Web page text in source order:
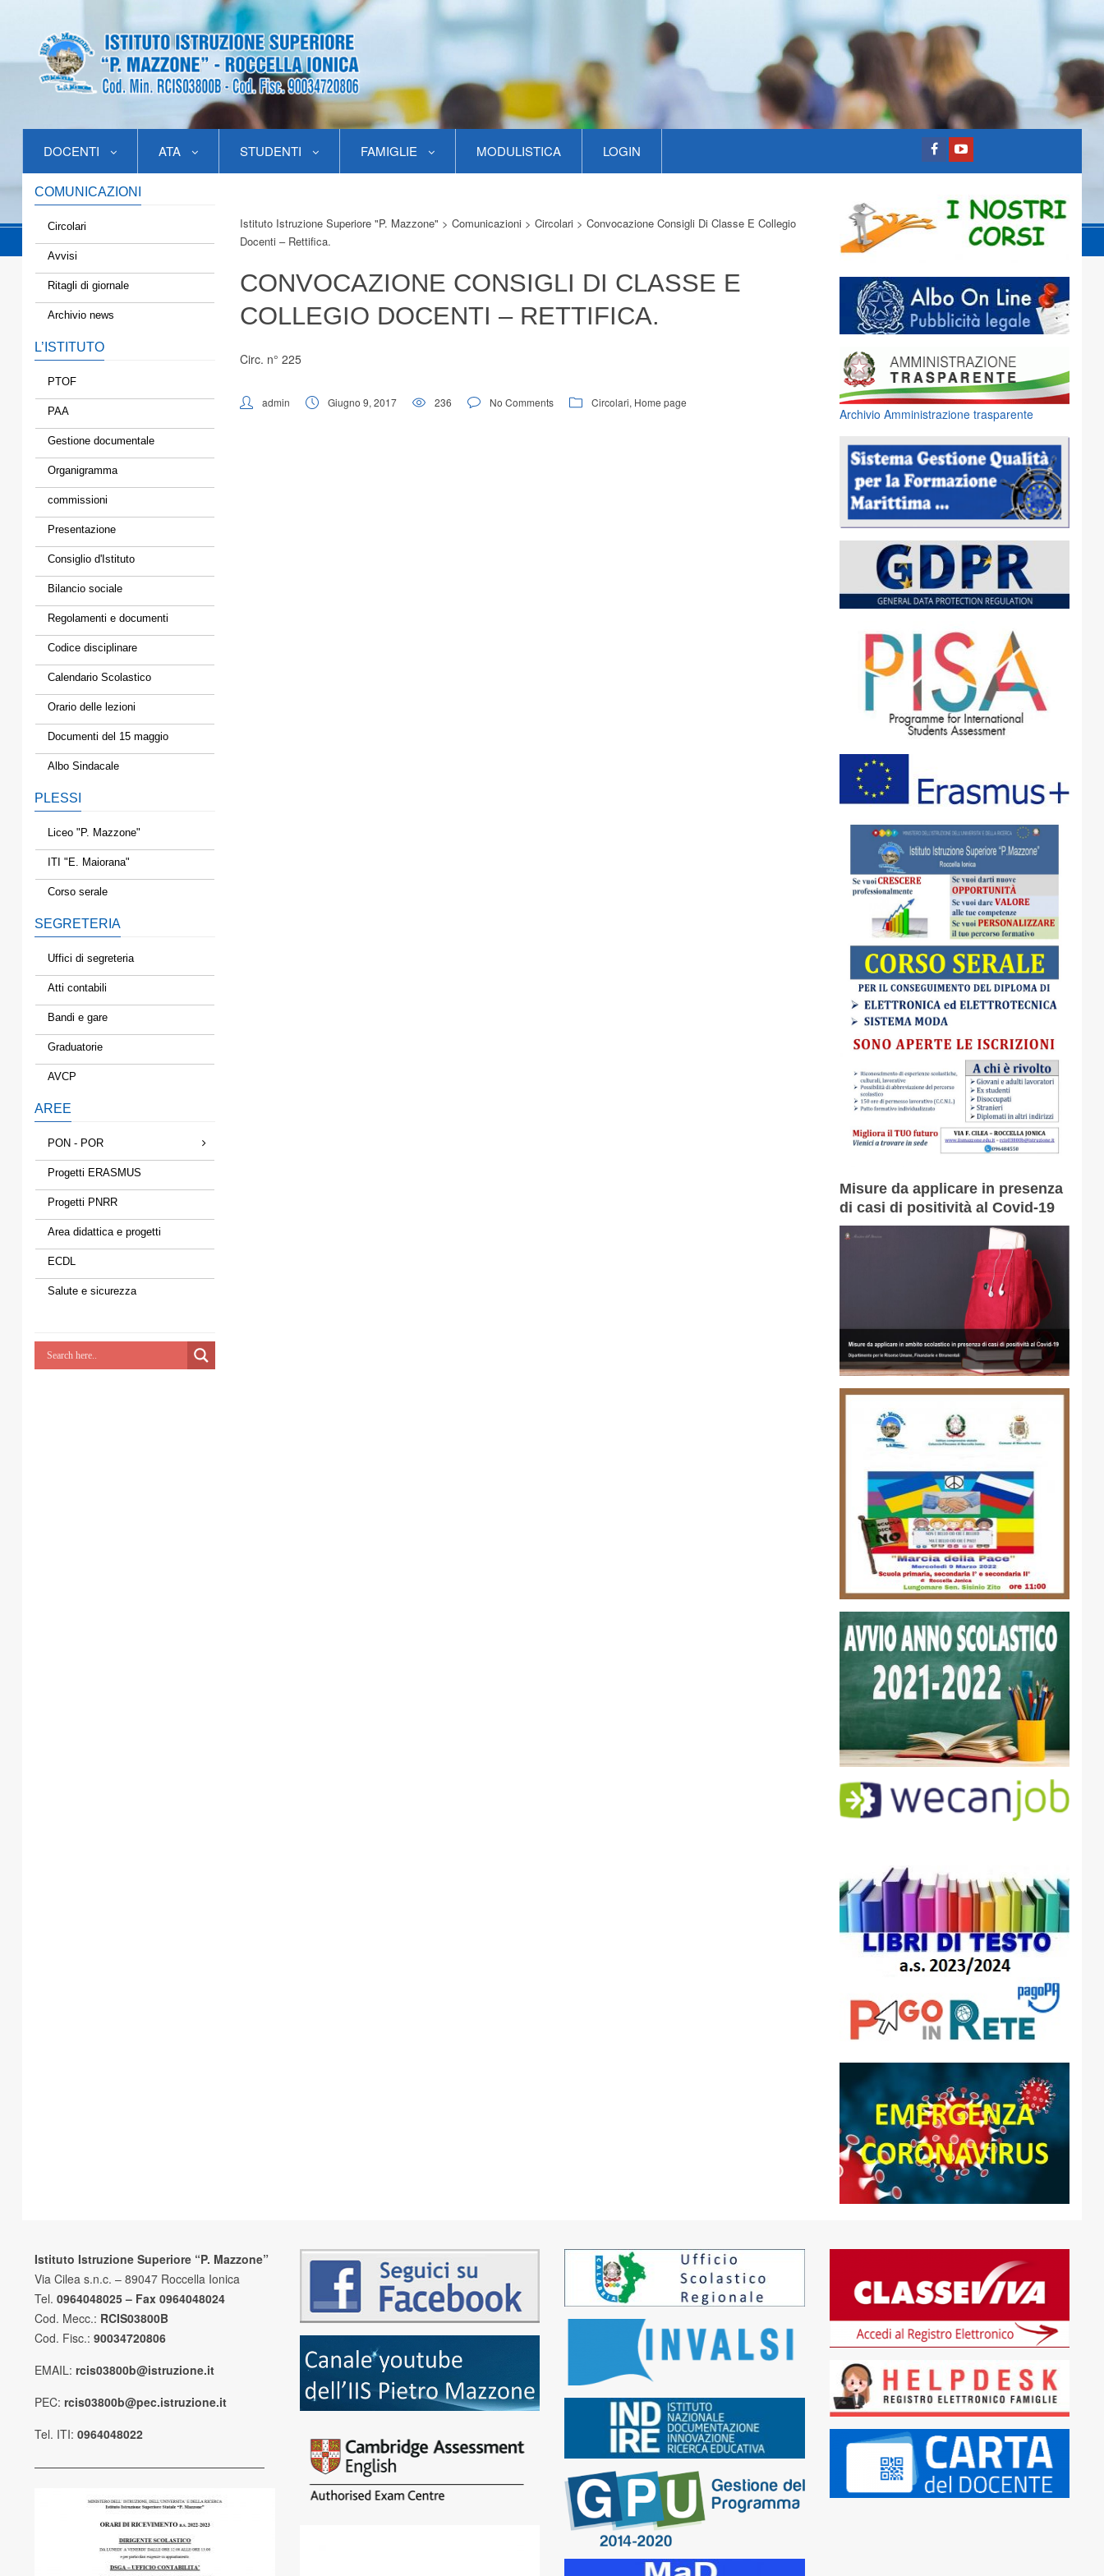
DOCENTI ATA STUDENTI FAMIGLIE MODULISTICA LOGIN
COMUNICAZIONI
Circolari
Avvisi
Ritagli di giornale
Archivio news
L’ISTITUTO
PTOF
PAA
Gestione documentale
Organigramma
commissioni
Presentazione
Consiglio d'Istituto
Bilancio sociale
Regolamenti e documenti
Codice disciplinare
Calendario Scolastico
Orario delle lezioni
Documenti del 15 maggio
Albo Sindacale
PLESSI
Liceo "P. Mazzone"
ITI "E. Maiorana"
Corso serale
SEGRETERIA
Uffici di segreteria
Atti contabili
Bandi e gare
Graduatorie
AVCP
AREE
PON - POR
Progetti ERASMUS
Progetti PNRR
Area didattica e progetti
ECDL
Salute e sicurezza
Istituto Istruzione Superiore "P. Mazzone" > Comunicazioni > Circolari > Convocazione Consigli Di Classe E Collegio
Docenti – Rettifica.
CONVOCAZIONE CONSIGLI DI CLASSE E
COLLEGIO DOCENTI – RETTIFICA.
Circ. n° 225
admin Giugno 9, 2017 236 No Comments Circolari, Home page
Archivio Amministrazione trasparente
Misure da applicare in presenza
di casi di positività al Covid-19
Istituto Istruzione Superiore “P. Mazzone”
Via Cilea s.n.c. – 89047 Roccella Ionica
Tel. 0964048025 – Fax 0964048024
Cod. Mecc.: RCIS03800B
Cod. Fisc.: 90034720806
EMAIL: rcis03800b@istruzione.it
PEC: rcis03800b@pec.istruzione.it
Tel. ITI: 0964048022
————————————————————